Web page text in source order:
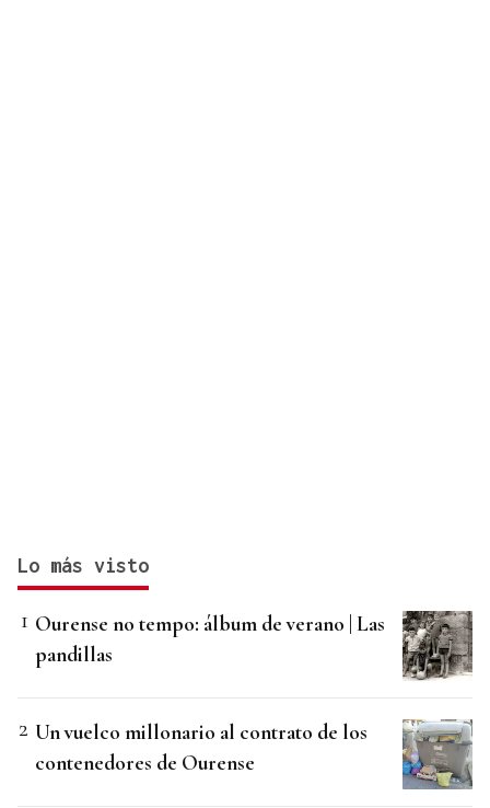
Lo más visto
Ourense no tempo: álbum de verano | Las
pandillas
Un vuelco millonario al contrato de los
contenedores de Ourense